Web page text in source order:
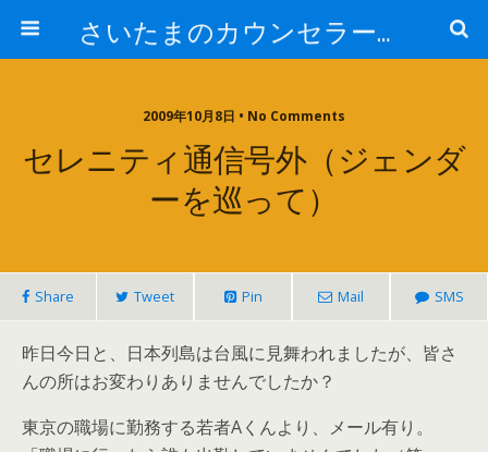
さいたまのカウンセラー日記
2009年10月8日 • No Comments
セレニティ通信号外（ジェンダ
ーを巡って）
Share Tweet Pin Mail SMS
昨日今日と、日本列島は台風に見舞われましたが、皆さ
んの所はお変わりありませんでしたか？
東京の職場に勤務する若者Aくんより、メール有り。